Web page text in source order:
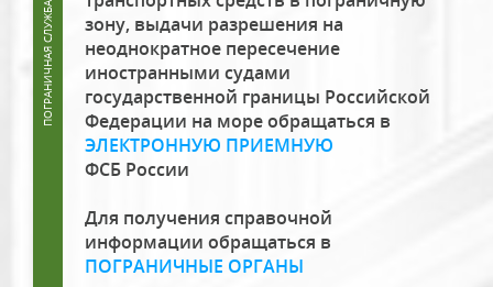
зону, выдачи разрешения на
неоднократное пересечение
иностранными судами
государственной границы Российской
Федерации на море обращаться в
ЭЛЕКТРОННУЮ ПРИЕМНУЮ
ФСБ России
Для получения справочной
информации обращаться в
ПОГРАНИЧНЫЕ ОРГАНЫ